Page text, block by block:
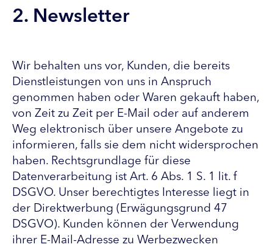
2. Newsletter
Wir behalten uns vor, Kunden, die bereits
Dienstleistungen von uns in Anspruch
genommen haben oder Waren gekauft haben,
von Zeit zu Zeit per E-Mail oder auf anderem
Weg elektronisch über unsere Angebote zu
informieren, falls sie dem nicht widersprochen
haben. Rechtsgrundlage für diese
Datenverarbeitung ist Art. 6 Abs. 1 S. 1 lit. f
DSGVO. Unser berechtigtes Interesse liegt in
der Direktwerbung (Erwägungsgrund 47
DSGVO). Kunden können der Verwendung
ihrer E-Mail-Adresse zu Werbezwecken